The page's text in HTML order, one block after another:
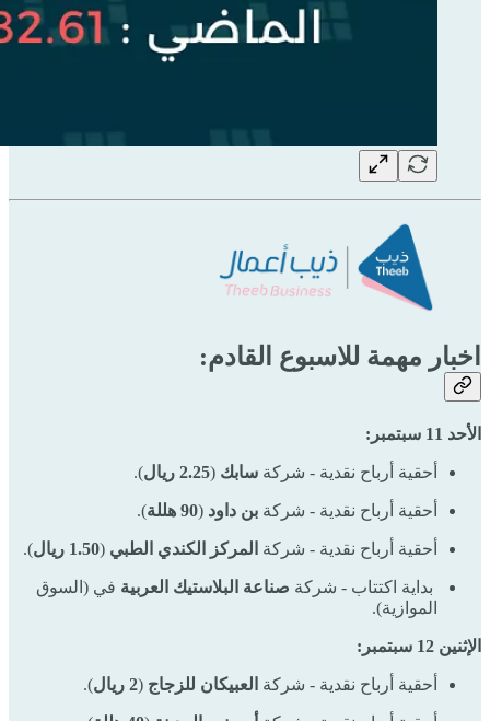
اخبار مهمة للاسبوع القادم:
الأحد 11 سبتمبر:
أحقية أرباح نقدية - شركة سابك (2.25 ريال ).
أحقية أرباح نقدية - شركة بن داود (90 هللة ).
أحقية أرباح نقدية - شركة المركز الكندي الطبي (1.50 ريال ).
بداية اكتتاب - شركة صناعة البلاستيك العربية في (السوق
الموازية).
الإثنين 12 سبتمبر:
أحقية أرباح نقدية - شركة العبيكان للزجاج (2 ريال ).